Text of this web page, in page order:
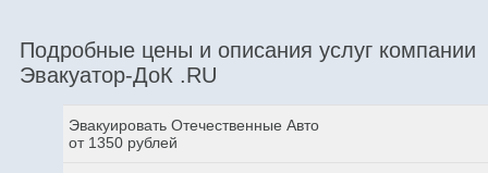
Подробные цены и описания услуг компании
Эвакуатор-ДоК .RU
Эвакуировать Отечественные Авто
от 1350 рублей